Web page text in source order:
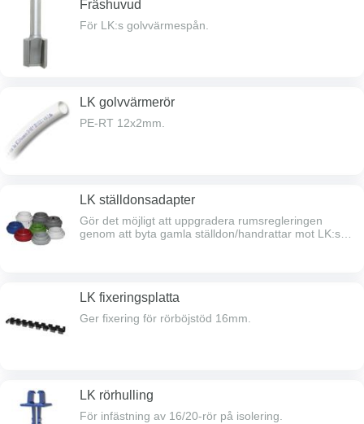
Fräshuvud
För LK:s golvvärmespån.
LK golvvärmerör
PE-RT 12x2mm.
LK ställdonsadapter
Gör det möjligt att uppgradera rumsregleringen
genom att byta gamla ställdon/handrattar mot LK:s
LK fixeringsplatta
Ger fixering för rörböjstöd 16mm.
LK rörhulling
För infästning av 16/20-rör på isolering.